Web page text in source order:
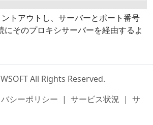
ントアウトし、サーバーとポート番号
にそのプロキシサーバーを経由するよ
All Rights Reserved.
シーポリシー | サービス状況 | サ